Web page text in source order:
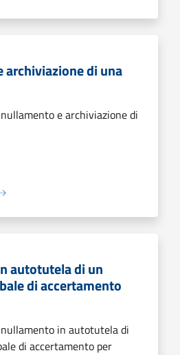
di una
e archiviazione di
autotutela di un
di accertamento
in autotutela di
di accertamento per